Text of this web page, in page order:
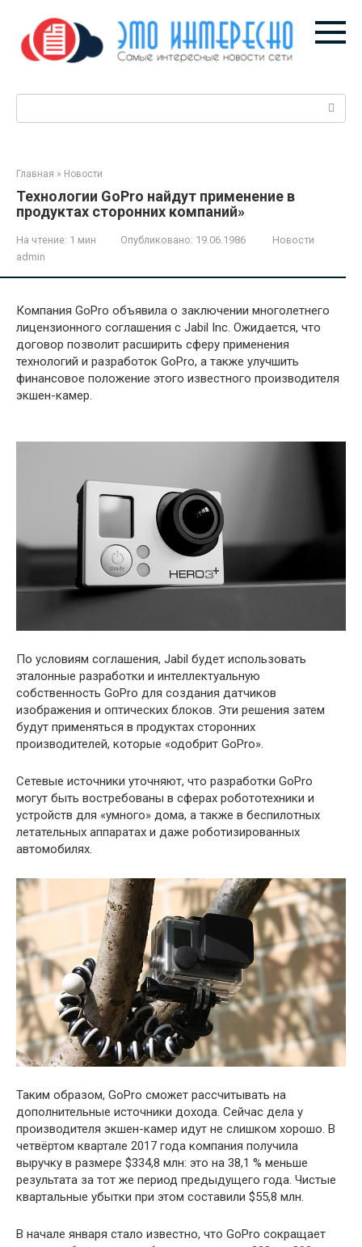
контенту
Главная » Новости
Технологии GoPro найдут применение в
продуктах сторонних компаний»
На чтение: 1 мин Опубликовано: 19.06.1986
Новости
admin
Компания GoPro объявила о заключении многолетнего
лицензионного соглашения с Jabil Inc. Ожидается, что
договор позволит расширить сферу применения
технологий и разработок GoPro, а также улучшить
финансовое положение этого известного производителя
экшен-камер.
По условиям соглашения, Jabil будет использовать
эталонные разработки и интеллектуальную
собственность GoPro для создания датчиков
изображения и оптических блоков. Эти решения затем
будут применяться в продуктах сторонних
производителей, которые «одобрит GoPro».
Сетевые источники уточняют, что разработки GoPro
могут быть востребованы в сферах робототехники и
устройств для «умного» дома, а также в беспилотных
летательных аппаратах и даже роботизированных
автомобилях.
Таким образом, GoPro сможет рассчитывать на
дополнительные источники дохода. Сейчас дела у
производителя экшен-камер идут не слишком хорошо. В
четвёртом квартале 2017 года компания получила
выручку в размере $334,8 млн: это на 38,1 % меньше
результата за тот же период предыдущего года. Чистые
квартальные убытки при этом составили $55,8 млн.
В начале января стало известно, что GoPro сокращает